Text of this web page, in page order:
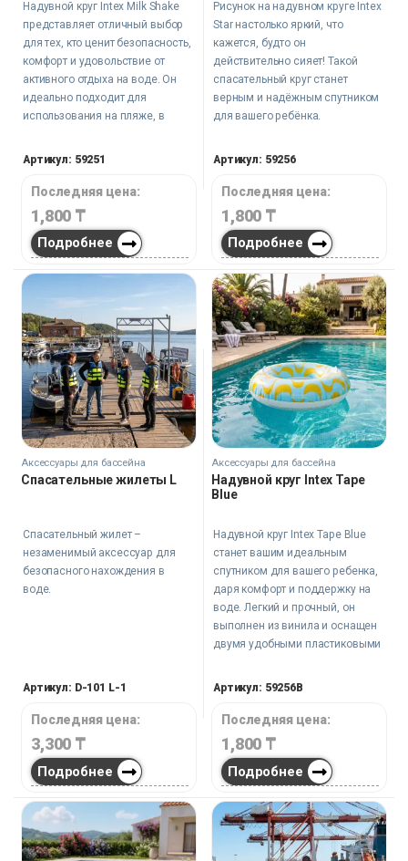
Надувной круг Intex Milk Shake
представляет отличный выбор
для тех, кто ценит безопасность,
комфорт и удовольствие от
активного отдыха на воде. Он
идеально подходит для
использования на пляже, в
незабываемые моменты
радости и веселья.
Артикул: 59251
Последняя цена:
1,800 ₸
Подробнее
Рисунок на надувном круге Intex
Star настолько яркий, что
кажется, будто он
действительно сияет! Такой
спасательный круг станет
верным и надёжным спутником
для вашего ребёнка.
Артикул: 59256
Последняя цена:
1,800 ₸
Подробнее
Аксессуары для бассейна
Спасательные жилеты L
Спасательный жилет –
незаменимый аксессуар для
безопасного нахождения в
воде.
Артикул: D-101 L-1
Последняя цена:
3,300 ₸
Подробнее
Аксессуары для бассейна
Надувной круг Intex Tape
Blue
Надувной круг Intex Tape Blue
станет вашим идеальным
спутником для вашего ребенка,
даря комфорт и поддержку на
воде. Легкий и прочный, он
выполнен из винила и оснащен
двумя удобными пластиковыми
желтый цвета добавят веселья в
Артикул: 59256B
Последняя цена:
1,800 ₸
Подробнее